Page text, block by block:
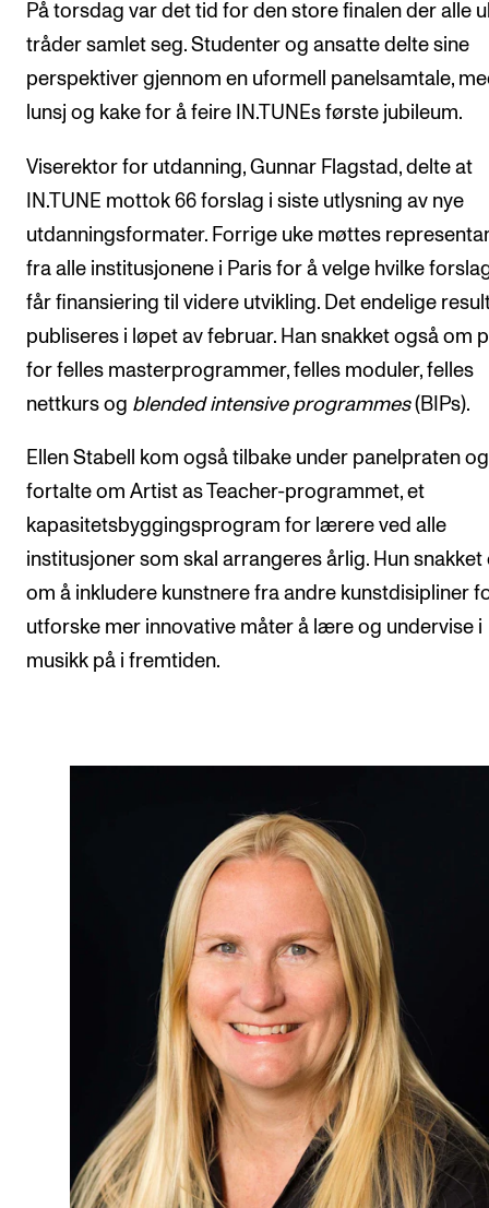
På torsdag var det tid for den store finalen der alle
tråder samlet seg. Studenter og ansatte delte sine
perspektiver gjennom en uformell panelsamtale,
lunsj og kake for å feire IN.TUNEs første jubileum.
Viserektor for utdanning, Gunnar Flagstad, delte at
IN.TUNE mottok 66 forslag i siste utlysning av nye
utdanningsformater. Forrige uke møttes
fra alle institusjonene i Paris for å velge hvilke
får finansiering til videre utvikling. Det endelige
publiseres i løpet av februar. Han snakket også om
for felles masterprogrammer, felles moduler, felles
nettkurs og blended intensive programmes(BIPs).
Ellen Stabell kom også tilbake under panelpraten og
fortalte om Artist as Teacher-programmet, et
kapasitetsbyggingsprogram for lærere ved alle
institusjoner som skal arrangeres årlig. Hun snakket
om å inkludere kunstnere fra andre kunstdisipliner
utforske mer innovative måter å lære og undervise i
musikk på i fremtiden.